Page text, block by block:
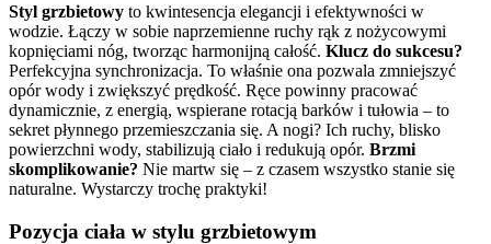
Styl grzbietowy to kwintesencja elegancji i efektywności w
wodzie. Łączy w sobie naprzemienne ruchy rąk z nożycowymi
kopnięciami nóg, tworząc harmonijną całość. Klucz do sukcesu?
Perfekcyjna synchronizacja. To właśnie ona pozwala zmniejszyć
opór wody i zwiększyć prędkość. Ręce powinny pracować
dynamicznie, z energią, wspierane rotacją barków i tułowia – to
sekret płynnego przemieszczania się. A nogi? Ich ruchy, blisko
powierzchni wody, stabilizują ciało i redukują opór. Brzmi
skomplikowanie? Nie martw się – z czasem wszystko stanie się
naturalne. Wystarczy trochę praktyki!
Pozycja ciała w stylu grzbietowym